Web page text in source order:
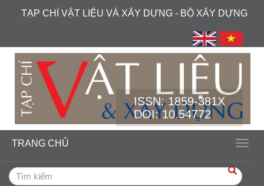
##plugins.themes.academic_free.accessible_menu.label##
##plugins.themes.academic_free.accessible_menu.sidebar##
TẠP CHÍ VẬT LIỆU VÀ XÂY DỰNG - BỘ XÂY DỰNG
ISSN:1859-381X
DOI: 10.54772
TRANG CHỦ